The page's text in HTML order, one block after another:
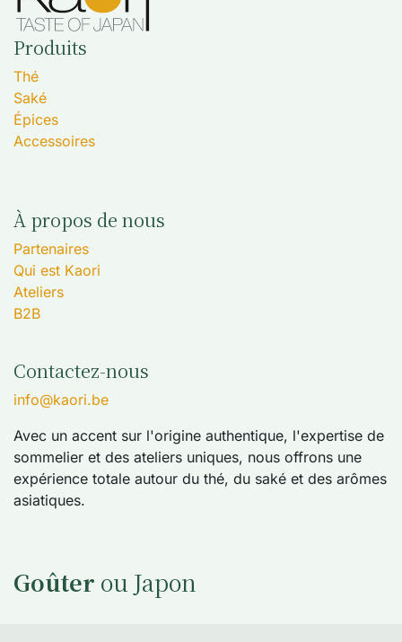
Produits
Thé
Saké
Épices
Accessoires
À propos de nous
Partenaires
Qui est Kaori
Ateliers
B2B
Contactez-nous
info@kaori.be
Avec un accent sur l'origine authentique, l'expertise de
sommelier et des ateliers uniques, nous offrons une
expérience totale autour du thé, du saké et des arômes
asiatiques.
Goûter ou Japon